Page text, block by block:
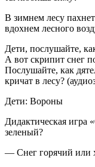
В зимнем лесу
вдохнем лесного
Дети, послушайте,
А вот скрипит снег
Послушайте, как
кричат в лесу?
Дети: Вороны
Дидактическая
зеленый?
— Снег горячий или